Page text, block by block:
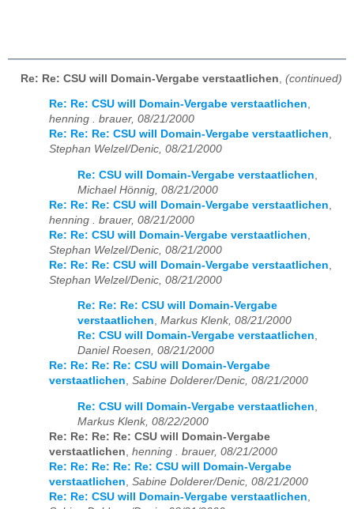
Re: Re: CSU will Domain-Vergabe verstaatlichen (continued)
Re: Re: CSU will Domain-Vergabe verstaatlichen,
henning . brauer, 08/21/2000
Re: Re: Re: CSU will Domain-Vergabe verstaatlichen,
Stephan Welzel/Denic, 08/21/2000
Re: CSU will Domain-Vergabe verstaatlichen
Michael Hönnig, 08/21/2000
Re: Re: Re: CSU will Domain-Vergabe verstaatlichen
henning . brauer, 08/21/2000
Re: Re: CSU will Domain-Vergabe verstaatlichen
Stephan Welzel/Denic, 08/21/2000
Re: Re: Re: CSU will Domain-Vergabe verstaatlichen
Stephan Welzel/Denic, 08/21/2000
Re: Re: Re: CSU will Domain-Vergabe
verstaatlichen, Markus Klenk, 08/21/2000
Re: CSU will Domain-Vergabe verstaatlichen,
Daniel Roesen, 08/21/2000
Re: Re: Re: Re: CSU will Domain-Vergabe
verstaatlichen, Sabine Dolderer/Denic, 08/21/2000
Re: CSU will Domain-Vergabe verstaatlichen
Markus Klenk, 08/22/2000
Re: Re: Re: Re: CSU will Domain-Vergabe
verstaatlichen henning . brauer, 08/21/2000
Re: Re: Re: Re: Re: CSU will Domain-Vergabe
verstaatlichen Sabine Dolderer/Denic, 08/21/2000
Re: Re: CSU will Domain-Vergabe verstaatlichen